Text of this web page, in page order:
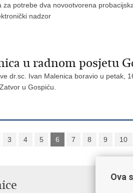
za potrebe dva novootvorena
nadzor
u radnom posjetu
dr.sc. Ivan Malenica boravio u petak,
u Gospiću.
3 4 5 6 7 8 9 10
Ova